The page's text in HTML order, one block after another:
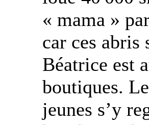
« mama »
car ces abris
Béatrice est
boutiques.
jeunes s’y